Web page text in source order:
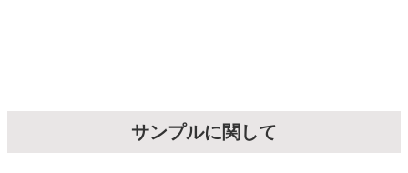
サンプルに関して